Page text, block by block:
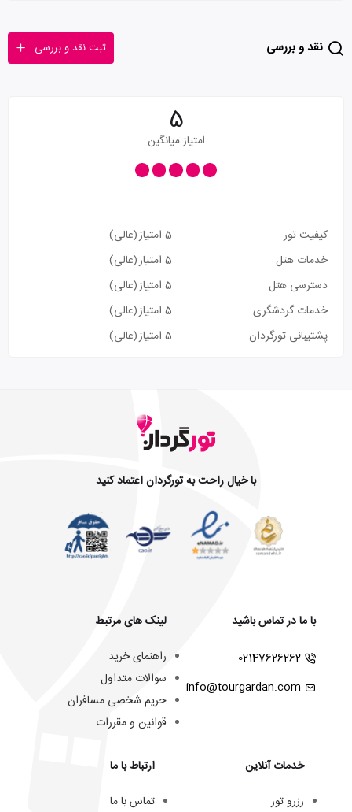
نقد و بررسی ثبت نقد و بررسی
5
امتیاز میانگین
کیفیت تور 5 امتیاز
(عالی)
خدمات هتل
5 امتیاز
(عالی)
دسترسی هتل
5 امتیاز
(عالی)
خدمات گردشگری
5 امتیاز
(عالی)
پشتیبانی تورگردان
5 امتیاز (عالی)
با خیال راحت به تورگردان اعتماد کنید
با ما در تماس باشید
02147626262
info@tourgardan.com
خدمات آنلاین
رزرو تور
لینک های مرتبط
راهنمای خرید
سوالات متداول
حریم شخصی مسافران
قوانین و مقررات
ارتباط با ما
تماس با ما